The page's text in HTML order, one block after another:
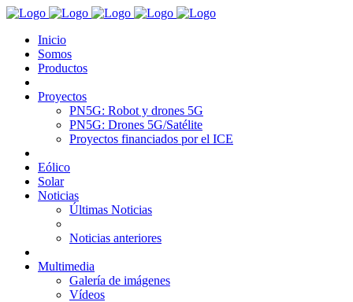
Inicio
Somos
Productos
Proyectos
PN5G: Robot y drones 5G
PN5G: Drones 5G/Satélite
Proyectos financiados por el ICE
Eólico
Solar
Noticias
Últimas Noticias
Noticias anteriores
Multimedia
Galería de imágenes
Vídeos